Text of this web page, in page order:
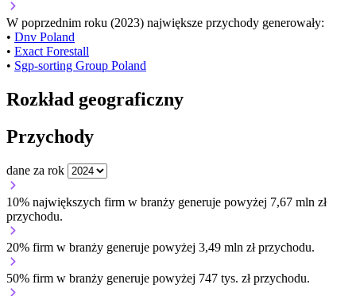
W poprzednim roku (2023) największe przychody generowały:
• Dnv Poland
• Exact Forestall
• Sgp-sorting Group Poland
Rozkład geograficzny
Przychody
dane za rok
10% największych firm w branży generuje powyżej 7,67 mln zł
przychodu.
20% firm w branży generuje powyżej 3,49 mln zł przychodu.
50% firm w branży generuje powyżej 747 tys. zł przychodu.